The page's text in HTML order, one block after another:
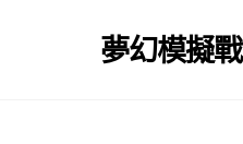
夢幻模擬戰